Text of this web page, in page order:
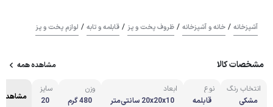
آشپزخانه / خانه و آشپزخانه / ظروف پخت و پز / قابلمه و تابه / لوازم پخت و پز
مشخصات کالا مشاهده همه
انتخاب رنگ
مشکی
نوع
قابلمه
ابعاد
20x20x10 سانتی‌متر
وزن
480 گرم
سایز
20
مشاهده